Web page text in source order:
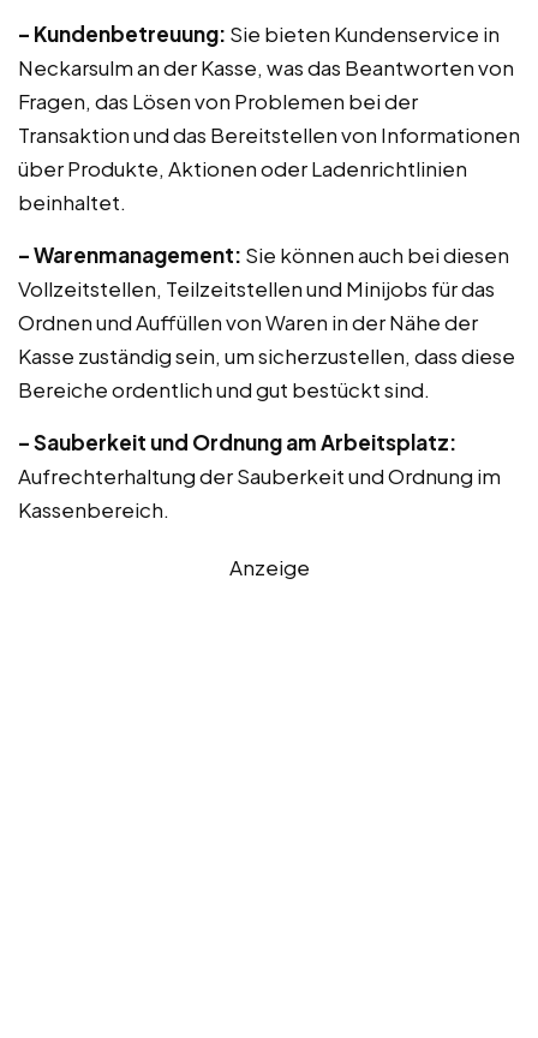
– Kundenbetreuung: Sie bieten Kundenservice in
Neckarsulm an der Kasse, was das Beantworten von
Fragen, das Lösen von Problemen bei der
Transaktion und das Bereitstellen von Informationen
über Produkte, Aktionen oder Ladenrichtlinien
beinhaltet.
– Warenmanagement: Sie können auch bei diesen
Vollzeitstellen, Teilzeitstellen und Minijobs für das
Ordnen und Auffüllen von Waren in der Nähe der
Kasse zuständig sein, um sicherzustellen, dass diese
Bereiche ordentlich und gut bestückt sind.
– Sauberkeit und Ordnung am Arbeitsplatz:
Aufrechterhaltung der Sauberkeit und Ordnung im
Kassenbereich.
Anzeige